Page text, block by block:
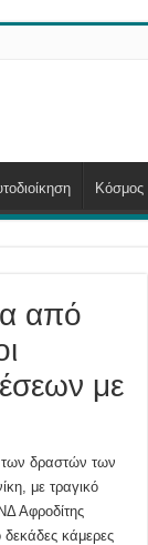
Κόσμος
από
με
των δραστών των
με τραγικό
Αφροδίτης
κάμερες